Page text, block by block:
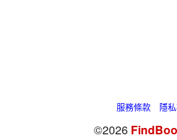
服務條款 隱
©2026